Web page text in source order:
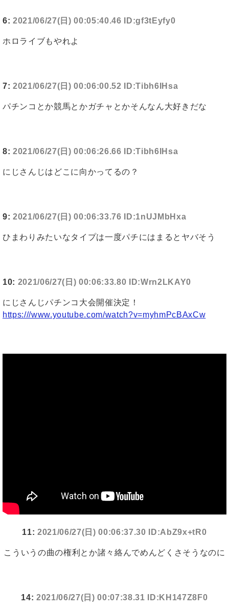
6: 2021/06/27(日) 00:05:40.46 ID:gf3tEyfy0
ホロライブもやれよ
7: 2021/06/27(日) 00:06:00.52 ID:Tibh6IHsa
パチンコとか競馬とかガチャとかそんなん大好きだな
8: 2021/06/27(日) 00:06:26.66 ID:Tibh6IHsa
にじさんじはどこに向かってるの？
9: 2021/06/27(日) 00:06:33.76 ID:1nUJMbHxa
ひまわりみたいなタイプは一度パチにはまるとヤバそう
10: 2021/06/27(日) 00:06:33.80 ID:Wrn2LKAY0
にじさんじパチンコ大会開催決定！
https:///www.youtube.com/watch?v=myhmPcBAxCw
11:2021/06/27(日) 00:06:37.30 ID:AbZ9x+tR0
こういうの曲の権利とか諸々絡んでめんどくさそうなのに
14:2021/06/27(日) 00:07:38.31 ID:KH147Z8F0